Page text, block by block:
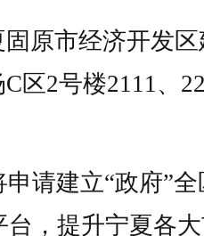
固原市经济开发
C区2号楼2111 、
申请建立“政府”
台，提升宁夏各